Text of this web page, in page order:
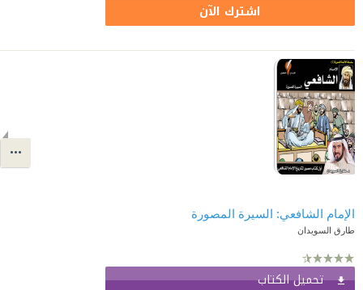
اشترك الآن
الإمام الشافعي: السيرة المصورة
طارق السويدان
تحميل الكتاب